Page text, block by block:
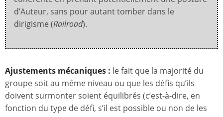
d’Auteur, sans pour autant tomber dans le
dirigisme (Railroad).
Ajustements mécaniques : le fait que la majorité du
groupe soit au même niveau ou que les défis qu’ils
doivent surmonter soient équilibrés (c’est-à-dire, en
fonction du type de défi, s’il est possible ou non de les